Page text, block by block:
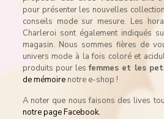
pour présenter les nouvelles
conseils mode sur mesure. Les
Charleroi sont également indiqués
magasin. Nous sommes fières de
univers mode à la fois coloré et
produits pour lesfemmes et les
de mémoirenotre e-shop !
A noter que nous faisons des lives
notre page Facebook.